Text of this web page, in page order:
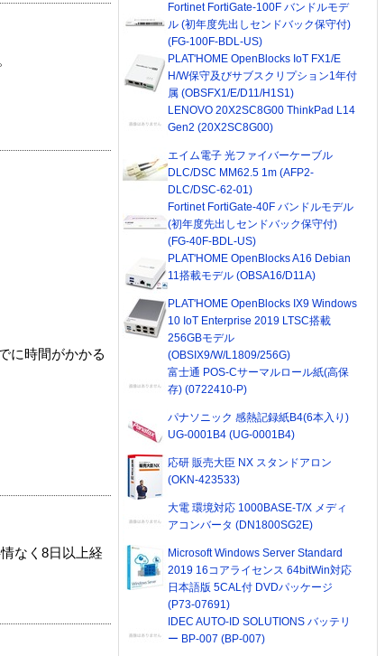
に時間がかかる
なく8日以上経
Fortinet FortiGate-100F バンドルモデ
ル (初年度先出しセンドバック保守付)
(FG-100F-BDL-US)
PLAT'HOME OpenBlocks IoT FX1/E
H/W保守及びサブスクリプション1年付
属 (OBSFX1/E/D11/H1S1)
LENOVO 20X2SC8G00 ThinkPad L14
Gen2 (20X2SC8G00)
エイム電子 光ファイバーケーブル
DLC/DSC MM62.5 1m (AFP2-
DLC/DSC-62-01)
Fortinet FortiGate-40F バンドルモデル
(初年度先出しセンドバック保守付)
(FG-40F-BDL-US)
PLAT'HOME OpenBlocks A16 Debian
11搭載モデル (OBSA16/D11A)
PLAT'HOME OpenBlocks IX9 Windows
10 IoT Enterprise 2019 LTSC搭載
256GBモデル
(OBSIX9/W/L1809/256G)
富士通 POS-Cサーマルロール紙(高保
存) (0722410-P)
パナソニック 感熱記録紙B4(6本入り)
UG-0001B4 (UG-0001B4)
応研 販売大臣 NX スタンドアロン
(OKN-423533)
大電 環境対応 1000BASE-T/X メディ
アコンバータ (DN1800SG2E)
Microsoft Windows Server Standard
2019 16コアライセンス 64bitWin対応
日本語版 5CAL付 DVDパッケージ
(P73-07691)
IDEC AUTO-ID SOLUTIONS バッテリ
ー BP-007 (BP-007)